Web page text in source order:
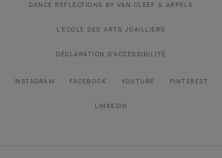
DANCE REFLECTIONS BY VAN CLEEF & ARPELS
L'ECOLE DES ARTS JOAILLIERS
DÉCLARATION D’ACCESSIBILITÉ
INSTAGRAM FACEBOOK YOUTUBE PINTEREST
LINKEDIN